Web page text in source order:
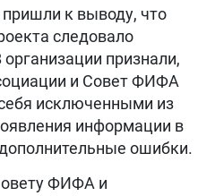
к выводу, что
следовало
признали,
и Совет ФИФА
исключенными из
информации в
ошибки.
ФИФА и